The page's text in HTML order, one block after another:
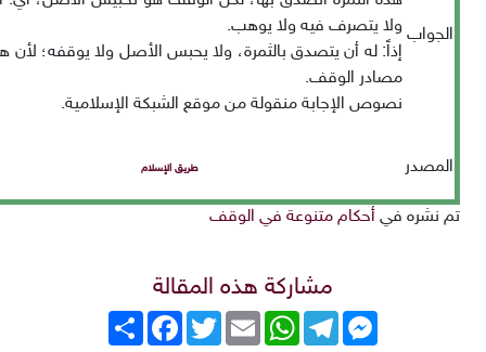
الجواب ولا يتصرف فيه ولا يوهب.
إذاً: له أن يتصدق بالثمرة، ولا يحبس الأصل ولا يوقفه؛ لأن
مصادر الوقف.
نصوص الإجابة منقولة من موقع الشبكة الإسلامية.
المصدر طريق الإسلام
تم نشره في أحكام متنوعة في الوقف
مشاركة هذه المقالة
انشر
FacebookTwitterEmail
WhatsAppTelegram
Messenger